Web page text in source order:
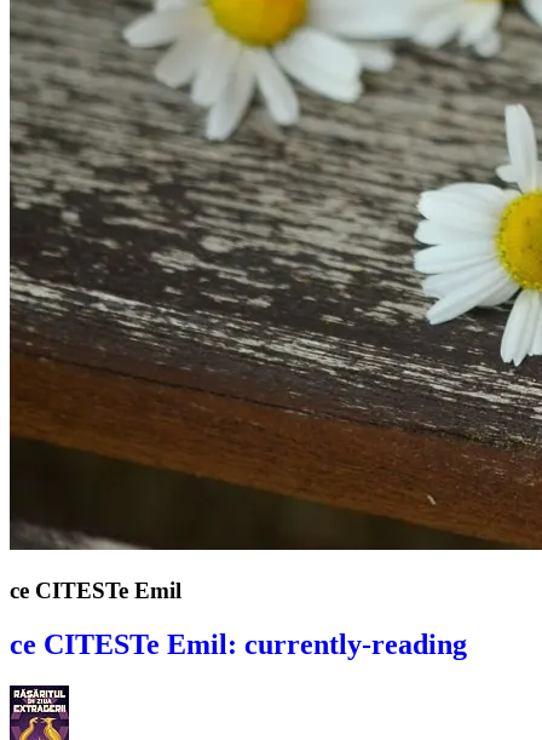
ce CITESTe Emil
ce CITESTe Emil: currently-reading